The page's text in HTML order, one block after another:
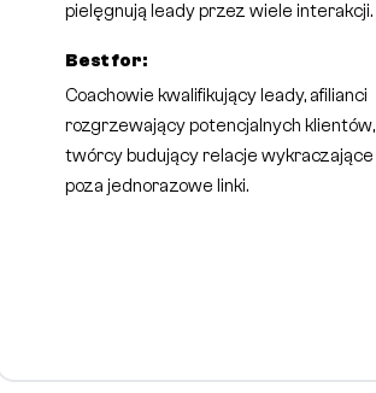
pielęgnują leady przez wiele interakcji.
Best for:
Coachowie kwalifikujący leady, afilianci
rozgrzewający potencjalnych klientów,
twórcy budujący relacje wykraczające
poza jednorazowe linki.